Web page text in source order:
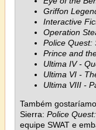
Griffon
Interactive
Operation
Police Quest:
Prince and
Ultima IV -
Ultima VI -
Ultima VIII -
Também
Sierra: Police
equipe SWAT e